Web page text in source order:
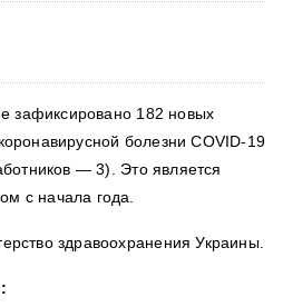
зафиксировано 182 новых
болезни COVID-19
— 3). Это является
с начала года.
здравоохранения Украины.